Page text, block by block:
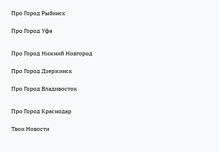
Про Город Рыбинск
Про Город Уфа
Про Город Нижний Новгород
Про Город Дзержинск
Про Город Владивосток
Про Город Краснодар
Твои Новости